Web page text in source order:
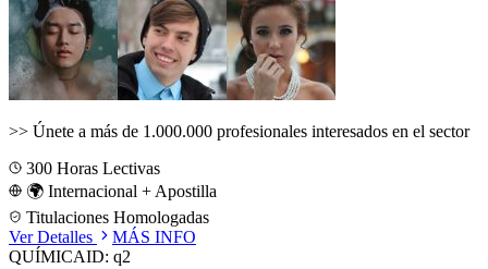
>> Únete a más de 1.000.000 profesionales interesados en el sector
300 Horas Lectivas
🌍 Internacional + Apostilla
Titulaciones Homologadas
Ver Detalles
MÁS INFO
QUÍMICAID: q2